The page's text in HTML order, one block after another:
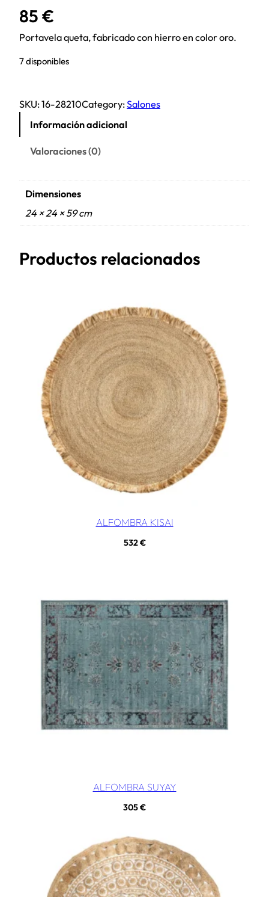
85 €
Portavela queta, fabricado con hierro en color oro.
7 disponibles
SKU:16-28210Category:Salones
Información adicional
Valoraciones (0)
Dimensiones
24 × 24 × 59 cm
Productos relacionados
ALFOMBRA KISAI
532€
ALFOMBRA SUYAY
305€